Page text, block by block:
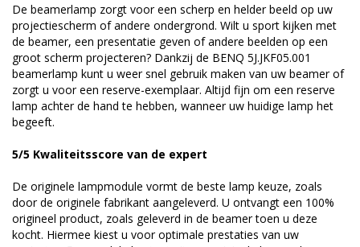
De beamerlamp zorgt voor een scherp en helder beeld op uw
projectiescherm of andere ondergrond. Wilt u sport kijken met
de beamer, een presentatie geven of andere beelden op een
groot scherm projecteren? Dankzij de BENQ 5J.JKF05.001
beamerlamp kunt u weer snel gebruik maken van uw beamer of
zorgt u voor een reserve-exemplaar. Altijd fijn om een reserve
lamp achter de hand te hebben, wanneer uw huidige lamp het
begeeft.
5/5 Kwaliteitsscore van de expert
De originele lampmodule vormt de beste lamp keuze, zoals
door de originele fabrikant aangeleverd. U ontvangt een 100%
origineel product, zoals geleverd in de beamer toen u deze
kocht. Hiermee kiest u voor optimale prestaties van uw